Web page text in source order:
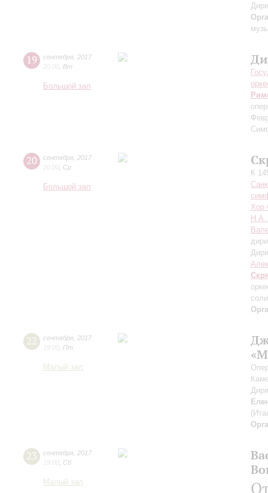
19 сентября 2017
Вт
Большой зал
20 сентября 2017
Ср
Большой зал
К
Хор
Н.А.
22 сентября 2017
19:00
Пт
Малый зал
23 сентября 2017
19:00
Сб
Малый зал